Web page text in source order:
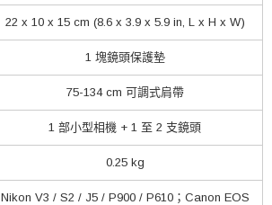
22 x 10 x 15 cm (8.6 x 3.9 x 5.9 in, L x H x W)
1 塊鏡頭保護墊
75-134 cm 可調式肩帶
1 部小型相機 + 1 至 2 支鏡頭
0.25 kg
Nikon V3 / S2 / J5 / P900 / P610；Canon EOS